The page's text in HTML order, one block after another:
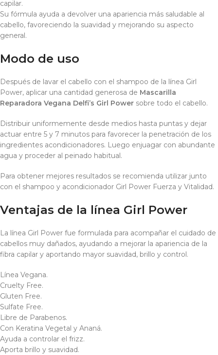
capilar.
Su fórmula ayuda a devolver una apariencia más saludable al
cabello, favoreciendo la suavidad y mejorando su aspecto
general.
Modo de uso
Después de lavar el cabello con el shampoo de la línea Girl
Power, aplicar una cantidad generosa de Mascarilla
Reparadora Vegana Delfi’s Girl Power sobre todo el cabello.
Distribuir uniformemente desde medios hasta puntas y dejar
actuar entre 5 y 7 minutos para favorecer la penetración de los
ingredientes acondicionadores. Luego enjuagar con abundante
agua y proceder al peinado habitual.
Para obtener mejores resultados se recomienda utilizar junto
con el shampoo y acondicionador Girl Power Fuerza y Vitalidad.
Ventajas de la línea Girl Power
La línea Girl Power fue formulada para acompañar el cuidado de
cabellos muy dañados, ayudando a mejorar la apariencia de la
fibra capilar y aportando mayor suavidad, brillo y control.
Línea Vegana.
Cruelty Free.
Gluten Free.
Sulfate Free.
Libre de Parabenos.
Con Keratina Vegetal y Ananá.
Ayuda a controlar el frizz.
Aporta brillo y suavidad.